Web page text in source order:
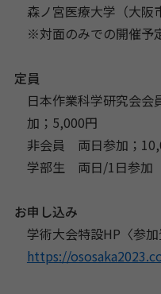
森ノ宮医療大学（大阪
※対面のみでの開催予
定員
日本作業科学研究会
加；5,000円
非会員 両日参加；
学部生 両日/1日参
お申し込み
学術大会特設HP〈参
https://